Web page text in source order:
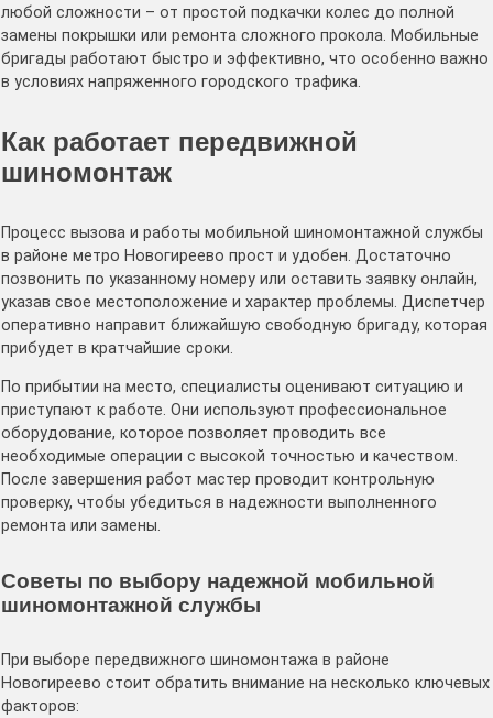
любой сложности – от простой подкачки колес до полной
замены покрышки или ремонта сложного прокола. Мобильные
бригады работают быстро и эффективно, что особенно важно
в условиях напряженного городского трафика.
Как работает передвижной
шиномонтаж
Процесс вызова и работы мобильной шиномонтажной службы
в районе метро Новогиреево прост и удобен. Достаточно
позвонить по указанному номеру или оставить заявку онлайн,
указав свое местоположение и характер проблемы. Диспетчер
оперативно направит ближайшую свободную бригаду, которая
прибудет в кратчайшие сроки.
По прибытии на место, специалисты оценивают ситуацию и
приступают к работе. Они используют профессиональное
оборудование, которое позволяет проводить все
необходимые операции с высокой точностью и качеством.
После завершения работ мастер проводит контрольную
проверку, чтобы убедиться в надежности выполненного
ремонта или замены.
Советы по выбору надежной мобильной
шиномонтажной службы
При выборе передвижного шиномонтажа в районе
Новогиреево стоит обратить внимание на несколько ключевых
факторов: